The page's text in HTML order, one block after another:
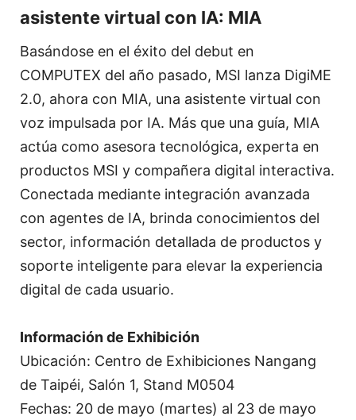
asistente virtual con IA: MIA
Basándose en el éxito del debut en
COMPUTEX del año pasado, MSI lanza DigiME
2.0, ahora con MIA, una asistente virtual con
voz impulsada por IA. Más que una guía, MIA
actúa como asesora tecnológica, experta en
productos MSI y compañera digital interactiva.
Conectada mediante integración avanzada
con agentes de IA, brinda conocimientos del
sector, información detallada de productos y
soporte inteligente para elevar la experiencia
digital de cada usuario.
Información de Exhibición
Ubicación: Centro de Exhibiciones Nangang
de Taipéi, Salón 1, Stand M0504
Fechas: 20 de mayo (martes) al 23 de mayo